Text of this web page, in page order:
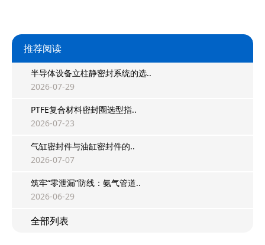
推荐阅读
半导体设备立柱静密封系统的选..
2026-07-29
PTFE复合材料密封圈选型指..
2026-07-23
气缸密封件与油缸密封件的..
2026-07-07
筑牢“零泄漏”防线：氨气管道..
2026-06-29
全部列表